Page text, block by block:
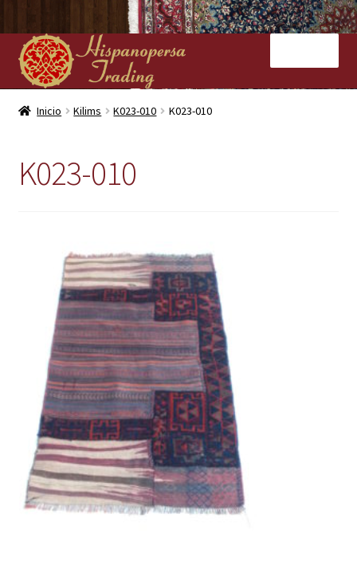
Ir
a
la
navegación
Ir
al
contenido
Inicio
Contacto
Inicio Kilims K023-010 K023-010
K023-010